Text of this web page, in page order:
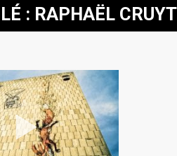
: RAPHAËL CRUYT